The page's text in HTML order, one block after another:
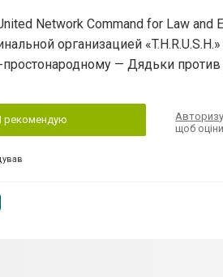
Network Command for Law and
организацией
простонародному — Дядьки
рекомендую
щоб